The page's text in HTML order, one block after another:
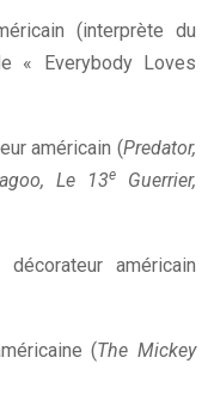
(interprète du
« Everybody Loves
américain (Predator,
Le 13e
Guerrier,
américain
(The Mickey